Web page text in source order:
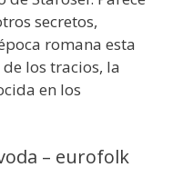
secretos,
romana esta
de los tracios, la
en los
– eurofolk